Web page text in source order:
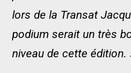
lors de la Transat
podium serait un très
niveau de cette édition.